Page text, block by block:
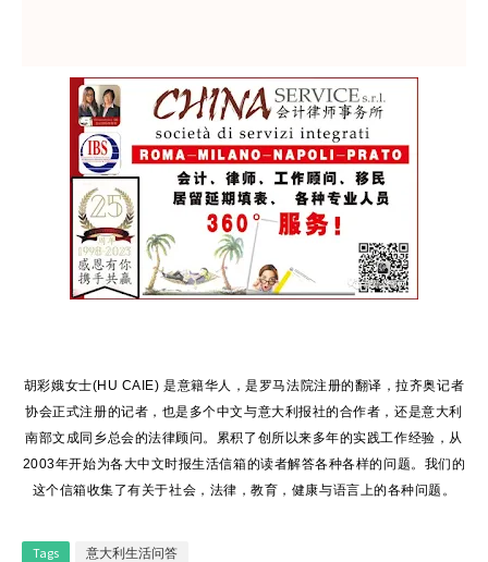
胡彩娥女士(HU CAIE)是意籍华人，是罗马法院注册的翻译，拉齐奥记者
协会正式注册的记者，也是多个中文与意大利报社的合作者，还是意大利
南部文成同乡总会的法律顾问。累积了创所以来多年的实践工作经验，从
2003年开始为各大中文时报生活信箱的读者解答各种各样的问题。 我们的
这个信箱收集了有关于社会，法律，教育，健康与语言上的各种问题。
Tags 意大利生活问答